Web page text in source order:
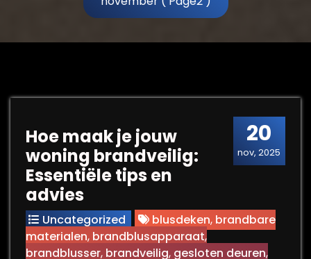
20
nov, 2025
Hoe maak je jouw
woning brandveilig:
Essentiële tips en
advies
Uncategorized blusdeken, brandbare
materialen, brandblusapparaat,
brandblusser, brandveilig, gesloten deuren,